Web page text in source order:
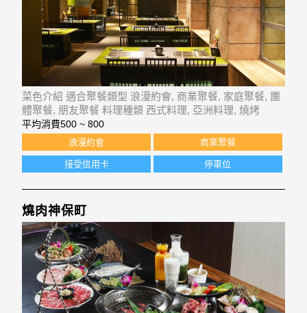
菜色介紹 適合聚餐類型 浪漫約會, 商業聚餐, 家庭聚餐, 團
體聚餐, 朋友聚餐 料理種類 西式料理, 亞洲料理, 燒烤
平均消費500 ~ 800
浪漫約會 商業聚餐
接受信用卡 停車位
燒肉神保町